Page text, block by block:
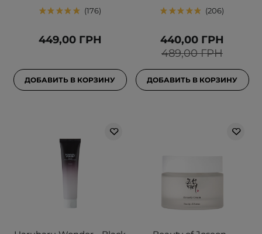
176
449,00 ГРН
ДОБАВИТЬ В КОРЗИНУ
206
489,00 ГРН
440,00 ГРН
ДОБАВИТЬ В КОРЗИНУ